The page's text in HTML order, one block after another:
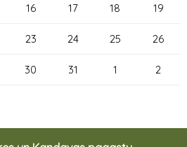
16 17 18 19
23 24 25 26
30 31 1 2